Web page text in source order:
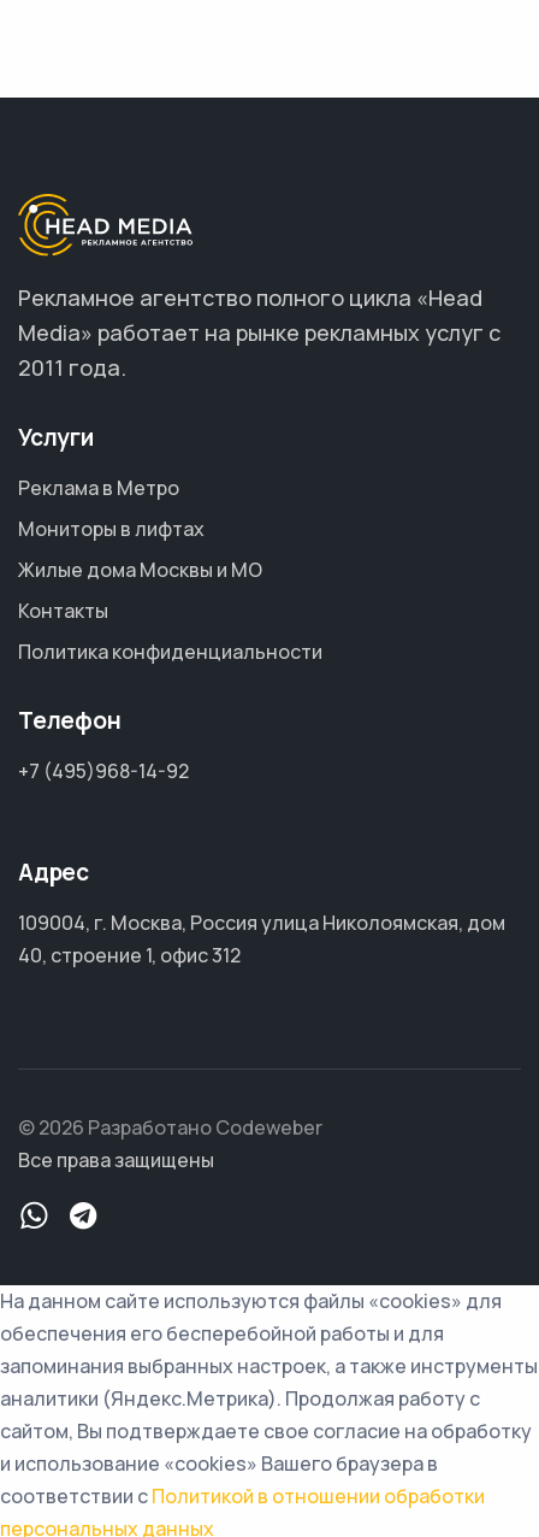
Рекламное агентство полного цикла «Head
Media» работает на рынке рекламных услуг с
2011 года.
Услуги
Реклама в Метро
Мониторы в лифтах
Жилые дома Москвы и МО
Контакты
Политика конфиденциальности
Телефон
+7 (495)968-14-92
Адрес
109004, г. Москва, Россия улица Николоямская, дом
40, строение 1, офис 312
© 2026 Разработано Codeweber
Все права защищены
На данном сайте используются файлы «cookies» для
обеспечения его бесперебойной работы и для
запоминания выбранных настроек, а также инструменты
аналитики (Яндекс.Метрика). Продолжая работу с
сайтом, Вы подтверждаете свое согласие на обработку
и использование «cookies» Вашего браузера в
соответствии сПолитикой в отношении обработки
персональных данных